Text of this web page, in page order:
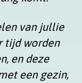
van jullie
tijd worden
en deze
een gezin,